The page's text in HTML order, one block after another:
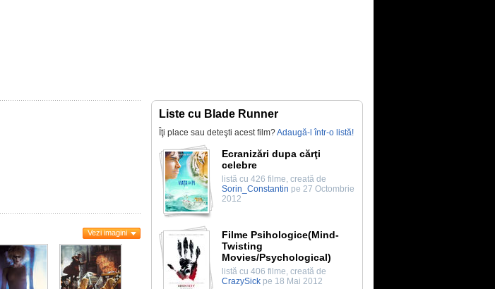
Vezi imagini
Liste cu Blade Runner
Îţi place sau deteşti acest film?Adaugă-l într-o listă!
Ecranizări dupa cărţi
celebre
listă cu 426 filme, creată de
Sorin_Constantin pe 27 Octombrie
2012
Filme Psihologice(Mind-
Twisting
Movies/Psychological)
listă cu 406 filme, creată de
CrazySick pe 18 Mai 2012